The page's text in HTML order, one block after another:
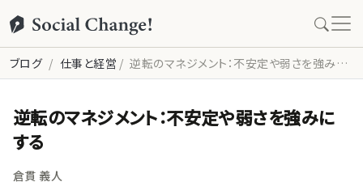
ブログ 仕事と経営 逆転のマネジメント：不安定や弱さを強みにする
逆転のマネジメント：不安定や弱さを強みに
する
倉貫 義人